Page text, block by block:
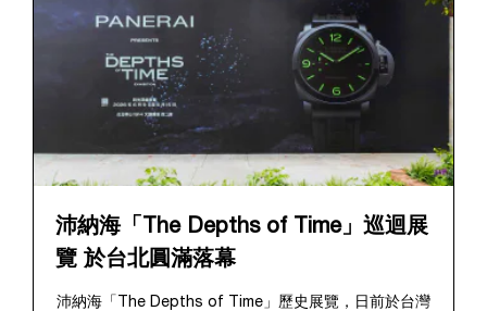
沛納海「The Depths of Time」巡迴展
覽 於台北圓滿落幕
沛納海「The Depths of Time」歷史展覽，日前於台灣